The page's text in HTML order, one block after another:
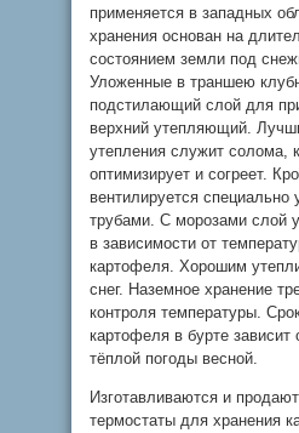
применяется в западных
хранения основан на
состоянием земли под
Уложенные в траншею
подстилающий слой для
верхний утепляющий.
утепления служит солома,
оптимизирует и согреет.
вентилируется
трубами. С морозами слой
в зависимости от
картофеля. Хорошим
снег. Наземное хранение
контроля температуры.
картофеля в бурте зависит
тёплой погоды весной.
Изготавливаются и
термостаты для хранения